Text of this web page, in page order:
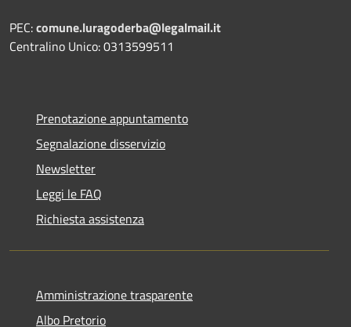
PEC:comune.luragoderba@legalmail.it
Centralino Unico: 0313599511
Prenotazione appuntamento
Segnalazione disservizio
Newsletter
Leggi le FAQ
Richiesta assistenza
Amministrazione trasparente
Albo Pretorio